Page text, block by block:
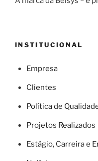
INSTITUCIONAL
Empresa
Clientes
Política de
Projetos Realizados
Estágio, Carreira e